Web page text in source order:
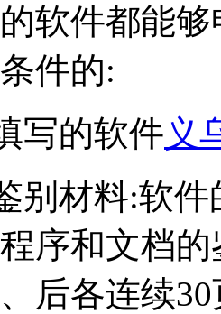
软件都能
件的:
写的软件义
别材料:软
序和文档
后各连续